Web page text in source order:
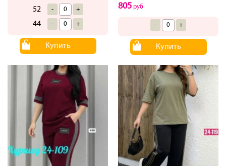
52 - +
44 - +
Купить
805 руб
- +
Купить